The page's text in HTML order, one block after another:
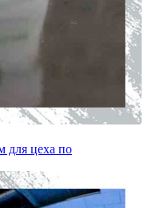
для цеха по